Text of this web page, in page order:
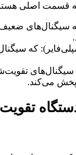
قسمت اصلی
سیگنال‌های ضعیف
که
سیگنال‌های
پخش می‌کند.
تقویت